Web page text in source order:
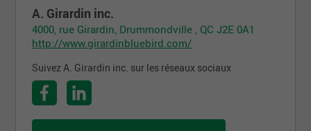
A. Girardin inc.
4000, rue Girardin, Drummondville , QC J2E 0A1
http://www.girardinbluebird.com/
Suivez A. Girardin inc. sur les réseaux sociaux